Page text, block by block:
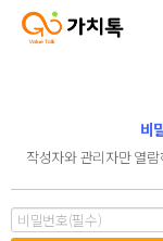
비
작성자와 관리자만 열